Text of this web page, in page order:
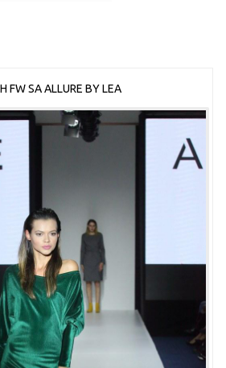
FW SA ALLURE BY LEA